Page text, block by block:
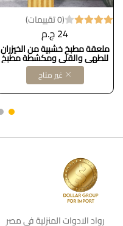
(0 تقييمات)
24 ج.م
ملعقة مطبخ خشبية من الخيزران
للطهي والقلي ومكشطة مطبخ
طبيعية
غير متاح
رواد الادوات المنزلية فى مصر